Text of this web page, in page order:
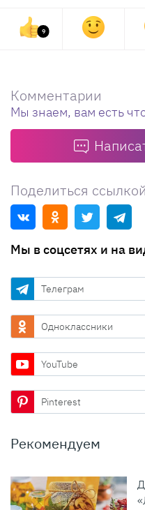
9
Комментарии
Мы знаем, вам есть
Поделиться ссылкой
Мы в соцсетях и на
Телеграм
Одноклассники
YouTube
Pinterest
Рекомендуем